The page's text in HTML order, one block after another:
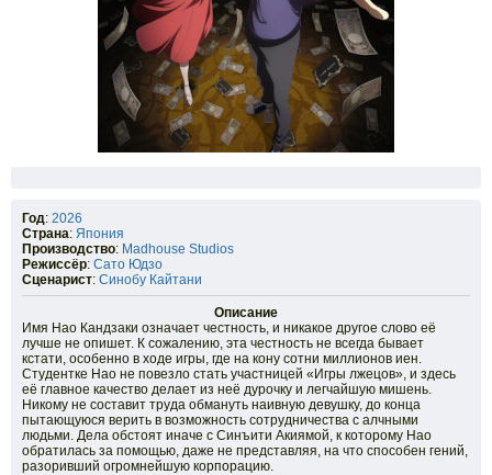
Год: 2026
Страна: Япония
Производство: Madhouse Studios
Режиссёр: Сато Юдзо
Сценарист: Синобу Кайтани
Описание
Имя Нао Кандзаки означает честность, и никакое другое слово её
лучше не опишет. К сожалению, эта честность не всегда бывает
кстати, особенно в ходе игры, где на кону сотни миллионов иен.
Студентке Нао не повезло стать участницей «Игры лжецов», и здесь
её главное качество делает из неё дурочку и легчайшую мишень.
Никому не составит труда обмануть наивную девушку, до конца
пытающуюся верить в возможность сотрудничества с алчными
людьми. Дела обстоят иначе с Синъити Акиямой, к которому Нао
обратилась за помощью, даже не представляя, на что способен гений,
разоривший огромнейшую корпорацию.